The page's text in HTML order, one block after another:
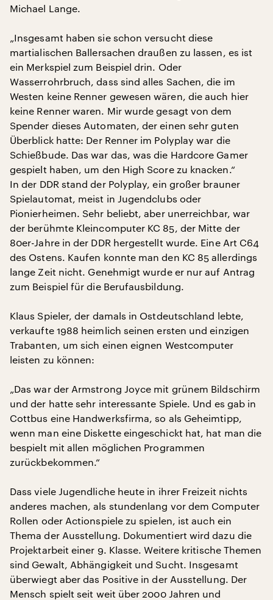
Michael Lange.
„Insgesamt haben sie schon versucht diese
martialischen Ballersachen draußen zu lassen, es ist
ein Merkspiel zum Beispiel drin. Oder
Wasserrohrbruch, dass sind alles Sachen, die im
Westen keine Renner gewesen wären, die auch hier
keine Renner waren. Mir wurde gesagt von dem
Spender dieses Automaten, der einen sehr guten
Überblick hatte: Der Renner im Polyplay war die
Schießbude. Das war das, was die Hardcore Gamer
gespielt haben, um den High Score zu knacken.“
In der DDR stand der Polyplay, ein großer brauner
Spielautomat, meist in Jugendclubs oder
Pionierheimen. Sehr beliebt, aber unerreichbar, war
der berühmte Kleincomputer KC 85, der Mitte der
80er-Jahre in der DDR hergestellt wurde. Eine Art C64
des Ostens. Kaufen konnte man den KC 85 allerdings
lange Zeit nicht. Genehmigt wurde er nur auf Antrag
zum Beispiel für die Berufausbildung.
Klaus Spieler, der damals in Ostdeutschland lebte,
verkaufte 1988 heimlich seinen ersten und einzigen
Trabanten, um sich einen eignen Westcomputer
leisten zu können:
„Das war der Armstrong Joyce mit grünem Bildschirm
und der hatte sehr interessante Spiele. Und es gab in
Cottbus eine Handwerksfirma, so als Geheimtipp,
wenn man eine Diskette eingeschickt hat, hat man die
bespielt mit allen möglichen Programmen
zurückbekommen.“
Dass viele Jugendliche heute in ihrer Freizeit nichts
anderes machen, als stundenlang vor dem Computer
Rollen oder Actionspiele zu spielen, ist auch ein
Thema der Ausstellung. Dokumentiert wird dazu die
Projektarbeit einer 9. Klasse. Weitere kritische Themen
sind Gewalt, Abhängigkeit und Sucht. Insgesamt
überwiegt aber das Positive in der Ausstellung. Der
Mensch spielt seit weit über 2000 Jahren und